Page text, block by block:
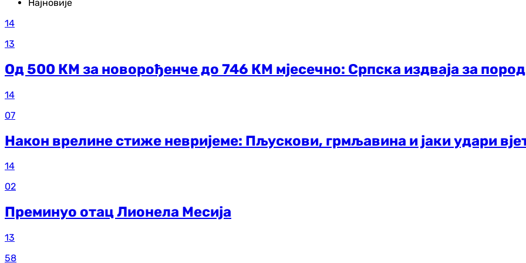
Најновије
14
13
Од 500 КМ за новорођенче до 746 КМ мјесечно: Српска издваја за
14
07
Након врелине стиже невријеме: Пљускови, грмљавина и јаки удари
14
02
Преминуо отац Лионела Месија
13
58